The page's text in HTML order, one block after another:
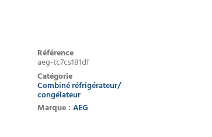
Référence
aeg-tc7cs181df
Catégorie
Combiné réfrigérateur/
congélateur
Marque : AEG